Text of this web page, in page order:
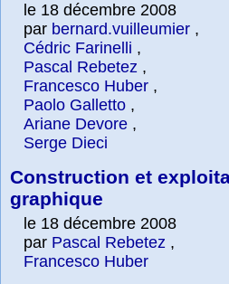
le 18 décembre 2008
par bernard.vuilleumier ,
Cédric Farinelli ,
Pascal Rebetez ,
Francesco Huber ,
Paolo Galletto ,
Ariane Devore ,
Serge Dieci
Construction et
graphique
le 18 décembre 2008
par Pascal Rebetez ,
Francesco Huber